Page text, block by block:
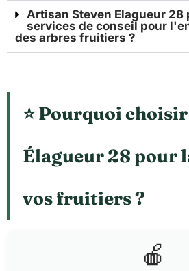
Artisan Steven Elagueur
services de conseil pour
des arbres fruitiers ?
⭐ Pourquoi
Élagueur 28 pour
vos fruitiers ?
🍎